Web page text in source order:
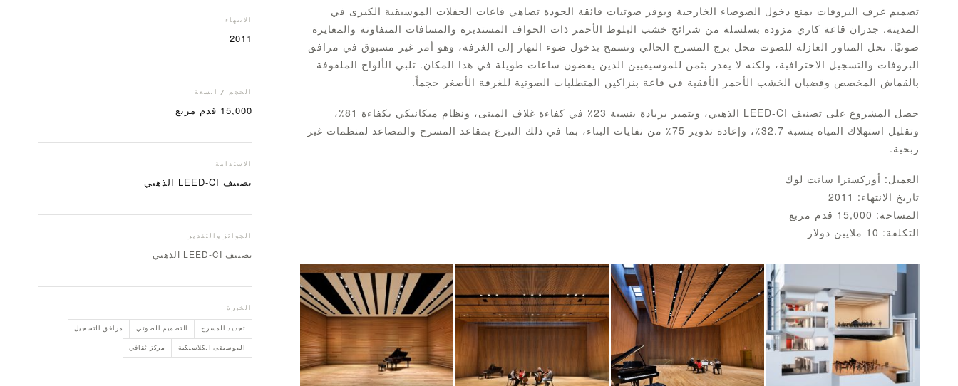
تصميم غرف البروفات يمنع دخول الضوضاء الخارجية ويوفر صوتيات فائقة الجودة تضاهي قاعات الحفلات الموسيقية الكبرى في
المدينة. جدران قاعة كاري مزودة بسلسلة من شرائح خشب البلوط الأحمر ذات الحواف المستديرة والمسافات المتفاوتة والمعايرة
صوتيًا. تحل المناور العازلة للصوت محل برج المسرح الحالي وتسمح بدخول ضوء النهار إلى الغرفة، وهو أمر غير مسبوق في مرافق
البروفات والتسجيل الاحترافية، ولكنه لا يقدر بثمن للموسيقيين الذين يقضون ساعات طويلة في هذا المكان. تلبي الألواح الملفوفة
بالقماش المخصص وقضبان الخشب الأحمر الأفقية في قاعة بنزاكين المتطلبات الصوتية للغرفة الأصغر حجماً.
حصل المشروع على تصنيف LEED-CI الذهبي، ويتميز بزيادة بنسبة 23٪ في كفاءة غلاف المبنى، ونظام ميكانيكي بكفاءة 81٪،
وتقليل استهلاك المياه بنسبة 32.7٪، وإعادة تدوير 75٪ من نفايات البناء، بما في ذلك التبرع بمقاعد المسرح والمصاعد لمنظمات غير
ربحية.
العميل: أوركسترا سانت لوك
تاريخ الانتهاء: 2011
المساحة: 15,000 قدم مربع
التكلفة: 10 ملايين دولار
الانتهاء
2011
الحجم / السعة
15,000 قدم مربع
الاستدامة
تصنيف LEED-CI الذهبي
الجوائز والتقدير
تصنيف LEED-CI الذهبي
الخبرة
تجديد المسرح التصميم الصوتي مرافق التسجيل
الموسيقى الكلاسيكية مركز ثقافي